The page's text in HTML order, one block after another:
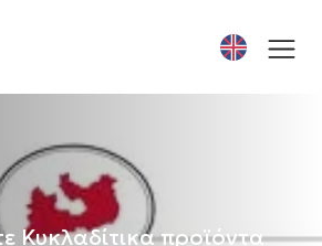
Κυκλαδίτικα προϊόντα